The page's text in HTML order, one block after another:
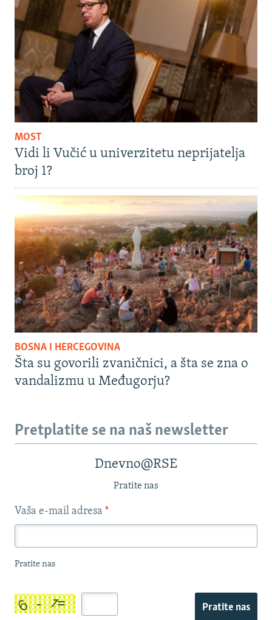
MOST
Vidi li Vučić u univerzitetu neprijatelja
broj 1?
BOSNA I HERCEGOVINA
Šta su govorili zvaničnici, a šta se zna o
vandalizmu u Međugorju?
Pretplatite se na naš newsletter
Dnevno@RSE
Pratite nas
Vaša e-mail adresa *
Pratite nas
Pratite nas